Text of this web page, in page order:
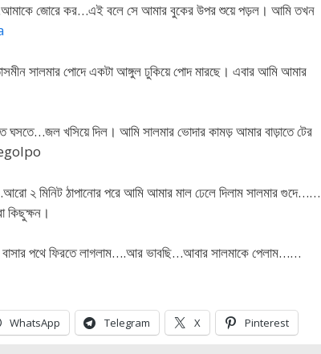
জোরে কর…এই বলে সে আমার বুকের উপর শুয়ে পড়ল। আমি তখন
সালমার পোদে একটা আঙ্গুল ঢুকিয়ে পোদ মারছে। এবার আমি আমার
খসিয়ে দিল। আমি সালমার ভোদার কামড় আমার বাড়াতে টের
২ মিনিট ঠাপানোর পরে আমি আমার মাল ঢেলে দিলাম সালমার গুদে……
কিছুক্ষন।
বাসার পথে ফিরতে লাগলাম….আর ভাবছি…আবার সালমাকে পেলাম……
WhatsApp Telegram X Pinterest